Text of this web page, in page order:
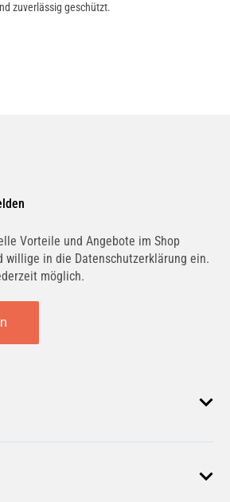
zuverlässig geschützt.
Vorteile und Angebote im Shop
willige in die Datenschutzerklärung ein.
möglich.